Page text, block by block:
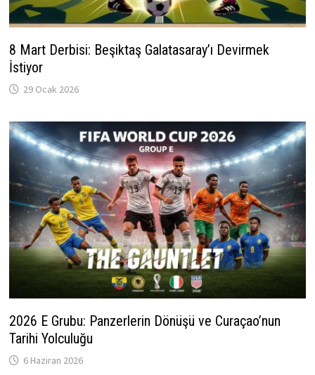
8 Mart Derbisi: Beşiktaş Galatasaray’ı Devirmek
İstiyor
29 Ocak 2026
2026 E Grubu: Panzerlerin Dönüşü ve Curaçao’nun
Tarihi Yolculuğu
6 Haziran 2026